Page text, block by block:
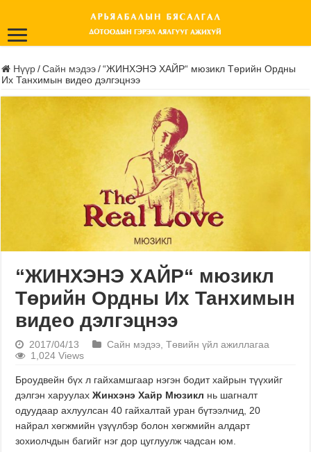
Нүүр / Сайн мэдээ / “ЖИНХЭНЭ ХАЙР“ мюзикл Төрийн Ордны
Их Танхимын видео дэлгэцнээ
“ЖИНХЭНЭ ХАЙР“ мюзикл
Төрийн Ордны Их Танхимын
видео дэлгэцнээ
2017/04/13 Сайн мэдээ ,Төвийн үйл ажиллагаа
1,024 Views
Броудвейн бүх л гайхамшгаар нэгэн бодит хайрын түүхийг
дэлгэн харуулахЖинхэнэ Хайр Мюзикл нь шагналт
одуудаар ахлуулсан 40 гайхалтай уран бүтээлчид, 20
найрал хөгжмийн үзүүлбэр болон хөгжмийн алдарт
зохиолчдын багийг нэг дор цуглуулж чадсан юм.